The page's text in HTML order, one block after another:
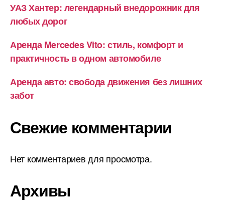
УАЗ Хантер: легендарный внедорожник для
любых дорог
Аренда Mercedes Vito: стиль, комфорт и
практичность в одном автомобиле
Аренда авто: свобода движения без лишних
забот
Свежие комментарии
Нет комментариев для просмотра.
Архивы